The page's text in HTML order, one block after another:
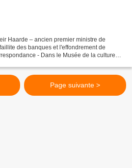
Haarde – ancien premier ministre de
des banques et l'effondrement de
- Dans le Musée de la culture
Page suivante >